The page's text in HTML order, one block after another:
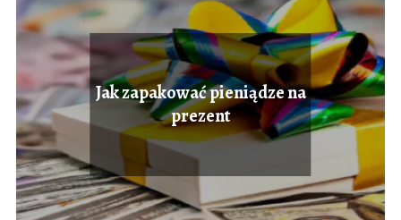
Jak zapakować pieniądze na
prezent